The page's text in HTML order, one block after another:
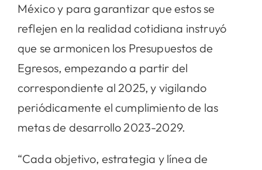
México y para garantizar que estos se
reflejen en la realidad cotidiana instruyó
que se armonicen los Presupuestos de
Egresos, empezando a partir del
correspondiente al 2025, y vigilando
periódicamente el cumplimiento de las
metas de desarrollo 2023-2029.
“Cada objetivo, estrategia y línea de